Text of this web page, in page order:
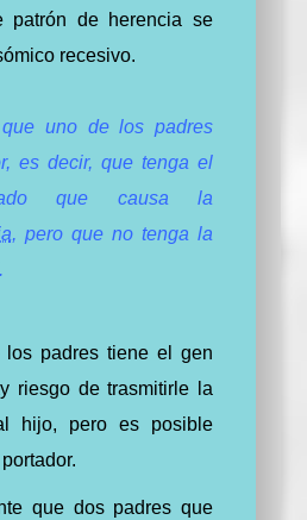
patrón de herencia se
recesivo.
uno de los padres
es decir, que tenga el
que causa la
, pero que no tenga la
padres tiene el gen
riesgo de trasmitirle la
hijo, pero es posible
que dos padres que